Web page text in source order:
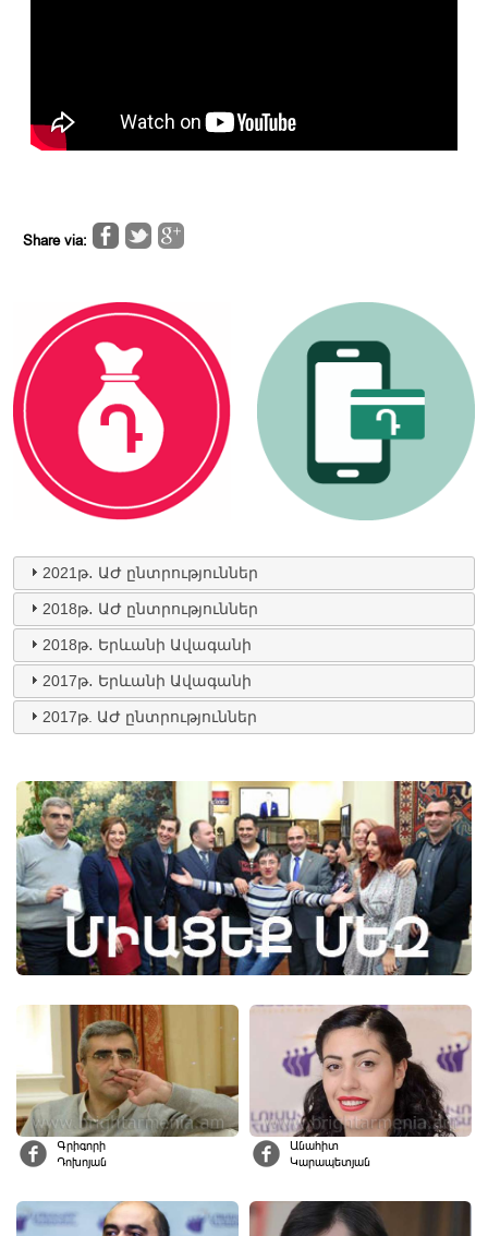
Share via:
2021թ․ ԱԺ ընտրություններ
2018թ․ ԱԺ ընտրություններ
2018թ․ Երևանի Ավագանի
2017թ․ Երևանի Ավագանի
2017թ. ԱԺ ընտրություններ
Գրիգորի
Դոխոյան
Անահիտ
Կարապետյան